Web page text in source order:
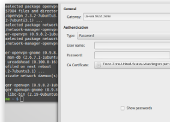
us-wa.trust.zone
Trust.Zone-United-States-Washington.pem